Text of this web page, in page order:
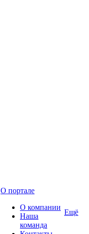
О портале
О компании
Наша
команда
Ещё